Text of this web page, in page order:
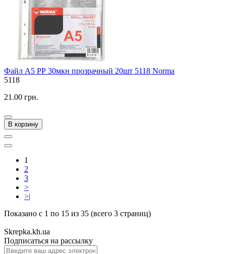
Файл А5 РР 30мкн прозрачный 20шт 5118 Norma
5118
21.00 грн.
В корзину
1
2
3
>
>|
Показано с 1 по 15 из 35 (всего 3 страниц)
Skrepka.kh.ua
Подписаться на рассылку